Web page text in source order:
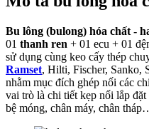
Bu lông (bulong) hóa chất -
01 thanh ren + 01 ecu + 01
sử dụng cùng keo cấy thép
Ramset, Hilti, Fischer, Sanko,
nhằm mục đích ghép nối các
vai trò là chi tiết kẹp nối lắp
bệ móng, chân máy, chân